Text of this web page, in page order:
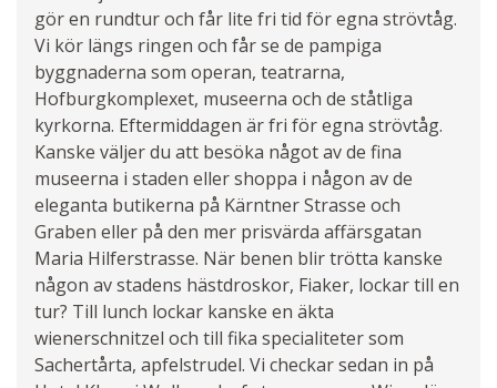
gör en rundtur och får lite fri tid för egna strövtåg.
Vi kör längs ringen och får se de pampiga
byggnaderna som operan, teatrarna,
Hofburgkomplexet, museerna och de ståtliga
kyrkorna. Eftermiddagen är fri för egna strövtåg.
Kanske väljer du att besöka något av de fina
museerna i staden eller shoppa i någon av de
eleganta butikerna på Kärntner Strasse och
Graben eller på den mer prisvärda affärsgatan
Maria Hilferstrasse. När benen blir trötta kanske
någon av stadens hästdroskor, Fiaker, lockar till en
tur? Till lunch lockar kanske en äkta
wienerschnitzel och till fika specialiteter som
Sachertårta, apfelstrudel. Vi checkar sedan in på